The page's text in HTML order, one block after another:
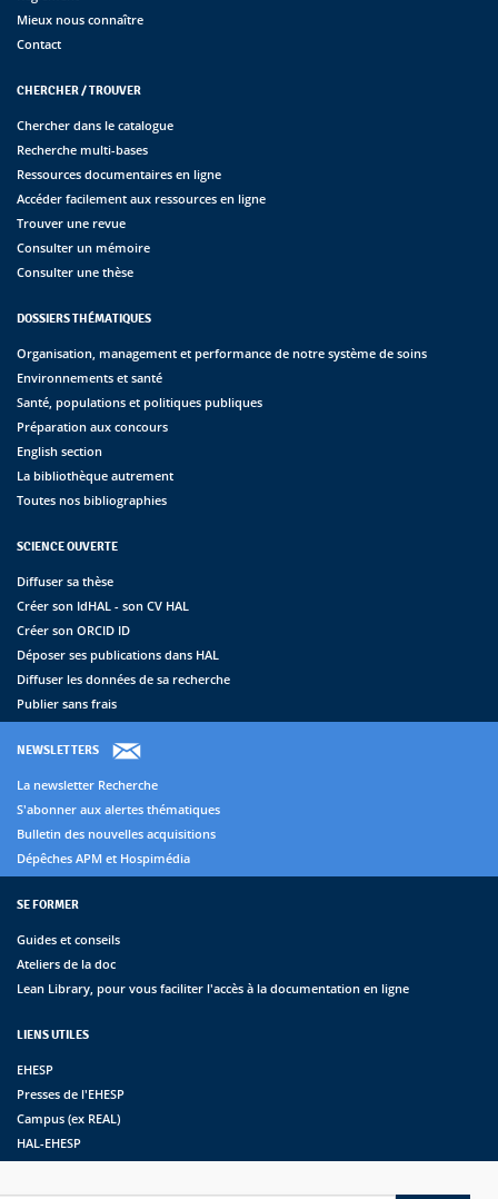
Mieux nous connaître
Contact
CHERCHER / TROUVER
Chercher dans le catalogue
Recherche multi-bases
Ressources documentaires en ligne
Accéder facilement aux ressources en ligne
Trouver une revue
Consulter un mémoire
Consulter une thèse
DOSSIERS THÉMATIQUES
Organisation, management et performance de notre système de soins
Environnements et santé
Santé, populations et politiques publiques
Préparation aux concours
English section
La bibliothèque autrement
Toutes nos bibliographies
SCIENCE OUVERTE
Diffuser sa thèse
Créer son IdHAL - son CV HAL
Créer son ORCID ID
Déposer ses publications dans HAL
Diffuser les données de sa recherche
Publier sans frais
NEWSLETTERS
La newsletter Recherche
S'abonner aux alertes thématiques
Bulletin des nouvelles acquisitions
Dépêches APM et Hospimédia
SE FORMER
Guides et conseils
Ateliers de la doc
Lean Library, pour vous faciliter l'accès à la documentation en ligne
LIENS UTILES
EHESP
Presses de l'EHESP
Campus (ex REAL)
HAL-EHESP